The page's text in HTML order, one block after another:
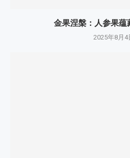
金果涅槃：人参果蕴
2025年8月4